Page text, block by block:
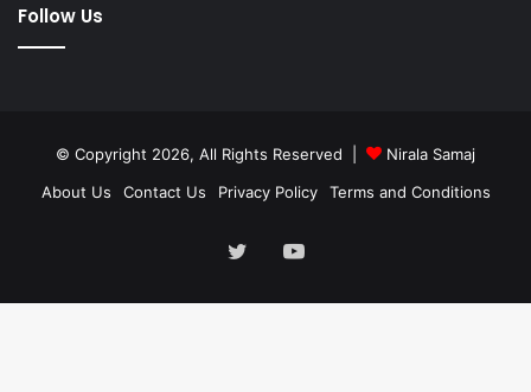
Follow Us
© Copyright 2026, All Rights Reserved |
Nirala Samaj
About Us
Contact Us Privacy Policy Terms and Conditions
TwitterYouTube